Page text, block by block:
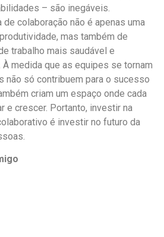
– são inegáveis.
de colaboração não é apenas uma
mas também de
trabalho mais saudável e
medida que as equipes se tornam
não só contribuem para o sucesso
criam um espaço onde cada
e crescer. Portanto, investir na
é investir no futuro da